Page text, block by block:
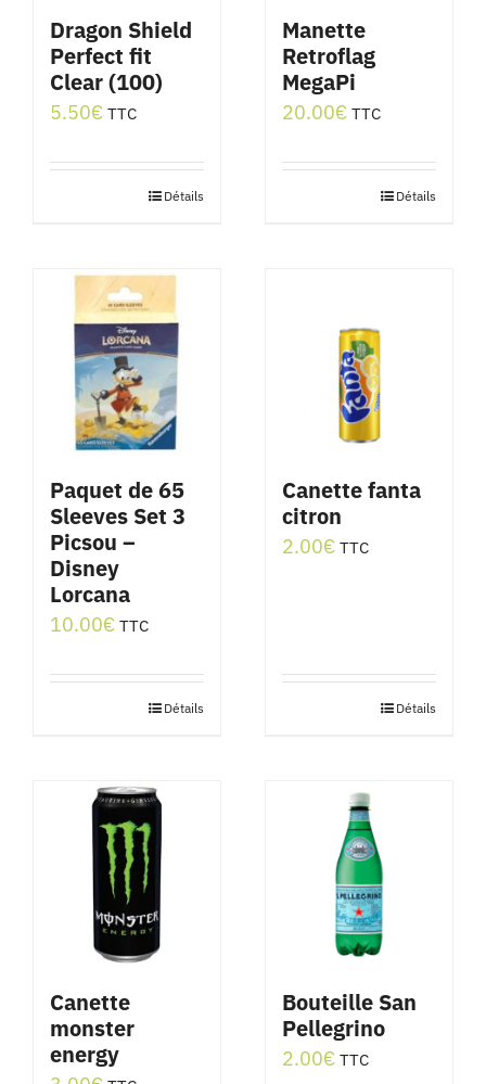
Dragon Shield
Perfect fit
Clear (100)
5.50€ TTC
Détails
Manette
Retroflag
MegaPi
20.00€ TTC
Détails
Paquet de 65
Sleeves Set 3
Picsou –
Disney
Lorcana
10.00€ TTC
Détails
Canette fanta
citron
2.00€ TTC
Détails
Canette
monster
energy
Bouteille San
Pellegrino
2.00€ TTC